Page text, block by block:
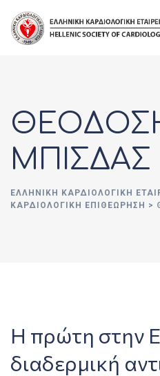
content
ΜΠΙΣΔΑΣ
ΕΛΛΗΝΙΚΉ ΚΑΡΔΙΟΛΟΓΙΚΉ
ΚΑΡΔΙΟΛΟΓΙΚΗ ΕΠΙΘΕΩΡΗΣΗ >
Η πρώτη στην
διαδερμική